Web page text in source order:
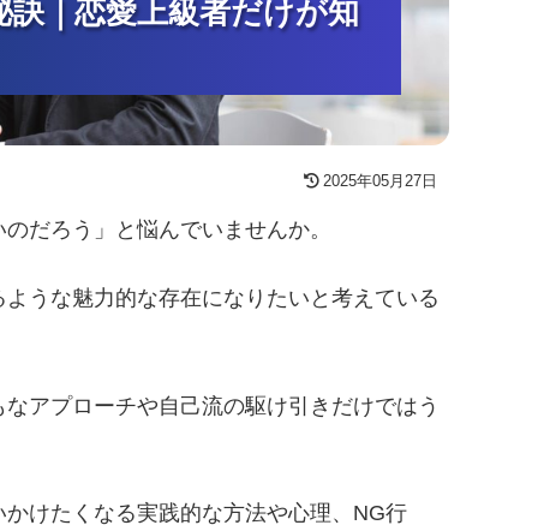
｜恋愛上級者だけが知
｜恋愛上級者だけが知
｜恋愛上級者だけが知
2025年05月27日
だろう」と悩んでいませんか。
うな魅力的な存在になりたいと考えている
アプローチや自己流の駆け引きだけではう
けたくなる実践的な方法や心理、NG行